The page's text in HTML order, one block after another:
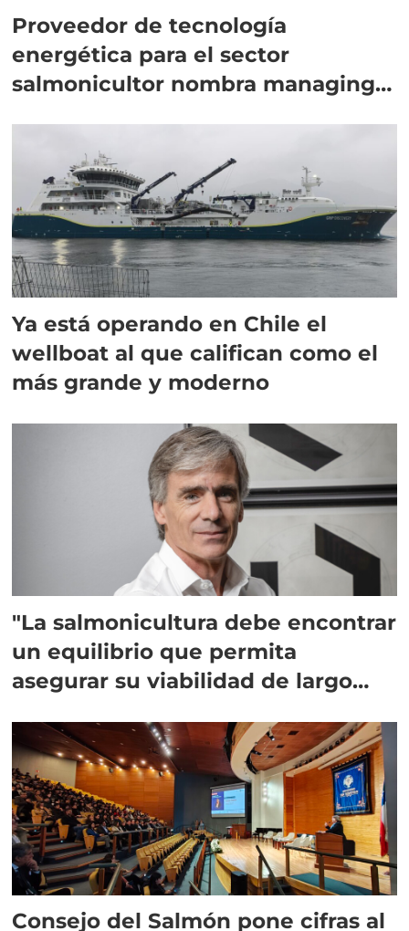
Proveedor de tecnología
energética para el sector
salmonicultor nombra managing
Ya está operando en Chile el
wellboat al que califican como el
más grande y moderno
"La salmonicultura debe encontrar
un equilibrio que permita
asegurar su viabilidad de largo
Consejo del Salmón pone cifras al